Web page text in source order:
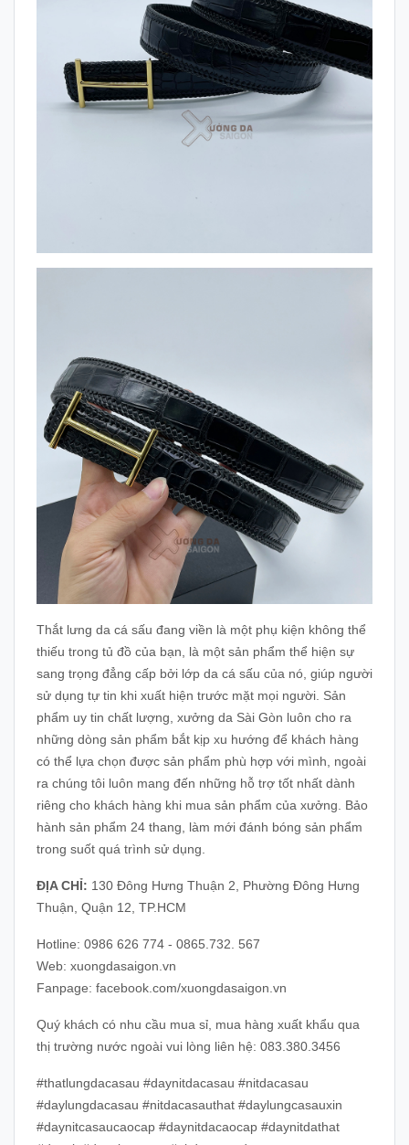
Thắt lưng da cá sấu đang viền là một phụ kiện không thể
thiếu trong tủ đồ của bạn, là một sản phẩm thể hiện sự
sang trọng đẳng cấp bởi lớp da cá sấu của nó, giúp người
sử dụng tự tin khi xuất hiện trước mặt mọi người. Sản
phẩm uy tin chất lượng, xưởng da Sài Gòn luôn cho ra
những dòng sản phẩm bắt kịp xu hướng để khách hàng
có thể lựa chọn được sản phẩm phù hợp với mình, ngoài
ra chúng tôi luôn mang đến những hỗ trợ tốt nhất dành
riêng cho khách hàng khi mua sản phẩm của xưởng. Bảo
hành sản phẩm 24 thang, làm mới đánh bóng sản phẩm
trong suốt quá trình sử dụng.
ĐỊA CHỈ: 130 Đông Hưng Thuận 2, Phường Đông Hưng
Thuận, Quận 12, TP.HCM
Hotline: 0986 626 774 - 0865.732. 567
Web: xuongdasaigon.vn
Fanpage: facebook.com/xuongdasaigon.vn
Quý khách có nhu cầu mua sỉ, mua hàng xuất khẩu qua
thị trường nước ngoài vui lòng liên hệ: 083.380.3456
#thatlungdacasau #daynitdacasau #nitdacasau
#daylungdacasau #nitdacasauthat #daylungcasauxin
#daynitcasaucaocap #daynitdacaocap #daynitdathat